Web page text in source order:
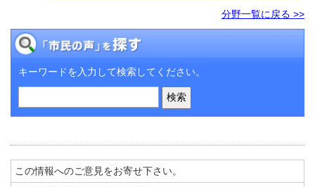
分野一覧に戻る >>
キーワードを入力して検索してください。
この情報へのご意見をお寄せ下さい。